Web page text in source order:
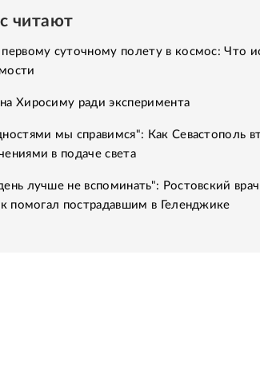
читают
суточному полету в космос: Что
Хиросиму ради эксперимента
мы справимся": Как Севастополь
в подаче света
лучше не вспоминать": Ростовский
помогал пострадавшим в Геленджике